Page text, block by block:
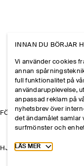
FÖRETAGET
HJÄLP
INNAN DU BÖRJAR
Vi använder cookies
annan
full funktionalitet på
användarupplevelse,
anpassad reklam på
nyhetsbrev över
det ändamålet samlar
surfmönster och
Toggle more
LÄS MER